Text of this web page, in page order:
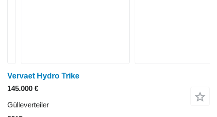
Vervaet Hydro Trike
145.000 €
Gülleverteiler